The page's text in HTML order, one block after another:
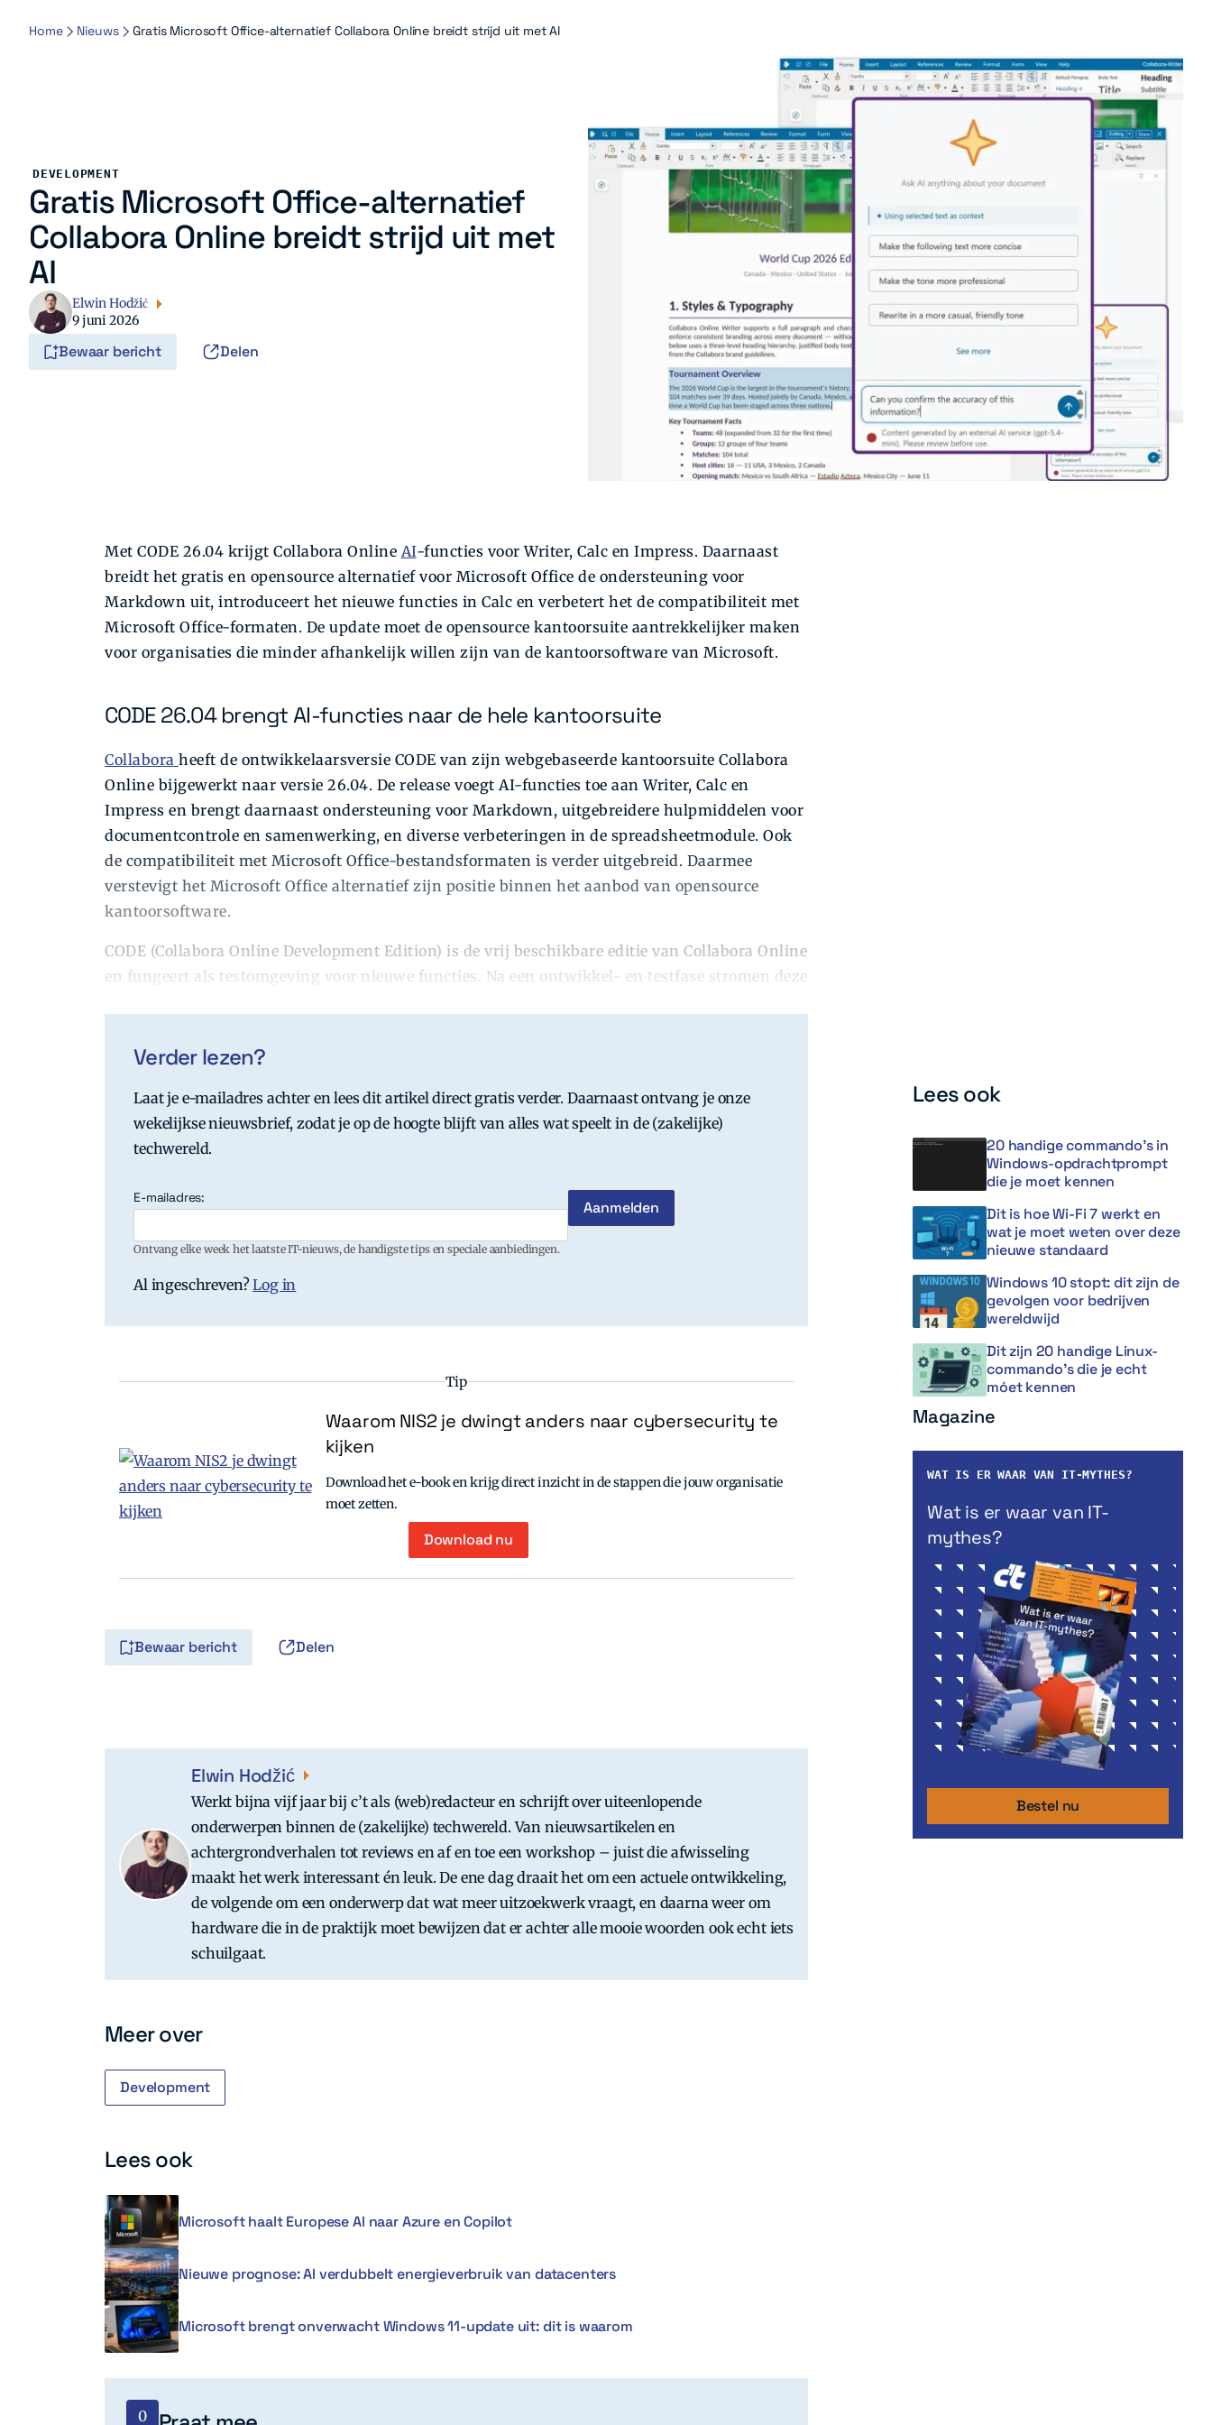
Home Nieuws Gratis Microsoft Office-alternatief Collabora Online breidt strijd uit met AI
DEVELOPMENT
Gratis Microsoft Office-alternatief
Collabora Online breidt strijd uit met
AI
Elwin Hodžić
9 juni 2026
Bewaar bericht Delen
Met CODE 26.04 krijgt Collabora Online AI-functies voor Writer, Calc en Impress. Daarnaast
breidt het gratis en opensource alternatief voor Microsoft Office de ondersteuning voor
Markdown uit, introduceert het nieuwe functies in Calc en verbetert het de compatibiliteit met
Microsoft Office-formaten. De update moet de opensource kantoorsuite aantrekkelijker maken
voor organisaties die minder afhankelijk willen zijn van de kantoorsoftware van Microsoft.
CODE 26.04 brengt AI-functies naar de hele kantoorsuite
Collabora heeft de ontwikkelaarsversie CODE van zijn webgebaseerde kantoorsuite Collabora
Online bijgewerkt naar versie 26.04. De release voegt AI-functies toe aan Writer, Calc en
Impress en brengt daarnaast ondersteuning voor Markdown, uitgebreidere hulpmiddelen voor
documentcontrole en samenwerking, en diverse verbeteringen in de spreadsheetmodule. Ook
de compatibiliteit met Microsoft Office-bestandsformaten is verder uitgebreid. Daarmee
verstevigt het Microsoft Office alternatief zijn positie binnen het aanbod van opensource
kantoorsoftware.
CODE (Collabora Online Development Edition) is de vrij beschikbare editie van Collabora Online
en fungeert als testomgeving voor nieuwe functies. Na een ontwikkel- en testfase stromen deze
Verder lezen?
Laat je e-mailadres achter en lees dit artikel direct gratis verder. Daarnaast ontvang je onze
wekelijkse nieuwsbrief, zodat je op de hoogte blijft van alles wat speelt in de (zakelijke)
techwereld.
E-mailadres:
Ontvang elke week het laatste IT-nieuws, de handigste tips en speciale aanbiedingen.
Al ingeschreven?Log in
Tip
Waarom NIS2 je dwingt anders naar cybersecurity te
kijken
Download het e-book en krijg direct inzicht in de stappen die jouw organisatie
moet zetten.
Download nu
Bewaar bericht Delen
Elwin Hodžić
Werkt bijna vijf jaar bij c’t als (web)redacteur en schrijft over uiteenlopende
onderwerpen binnen de (zakelijke) techwereld. Van nieuwsartikelen en
achtergrondverhalen tot reviews en af en toe een workshop – juist die afwisseling
maakt het werk interessant én leuk. De ene dag draait het om een actuele ontwikkeling,
de volgende om een onderwerp dat wat meer uitzoekwerk vraagt, en daarna weer om
hardware die in de praktijk moet bewijzen dat er achter alle mooie woorden ook echt iets
schuilgaat.
Meer over
Development
Lees ook
Microsoft haalt Europese AI naar Azure en Copilot
Nieuwe prognose: AI verdubbelt energieverbruik van datacenters
Microsoft brengt onverwacht Windows 11-update uit: dit is waarom
0
Lees ook
20 handige commando’s in
Windows-opdrachtprompt
die je moet kennen
Dit is hoe Wi-Fi 7 werkt en
wat je moet weten over deze
nieuwe standaard
Windows 10 stopt: dit zijn de
gevolgen voor bedrijven
wereldwijd
Dit zijn 20 handige Linux-
commando’s die je echt
móet kennen
Magazine
WAT IS ER WAAR VAN IT-MYTHES?
Wat is er waar van IT-
mythes?
Bestel nu